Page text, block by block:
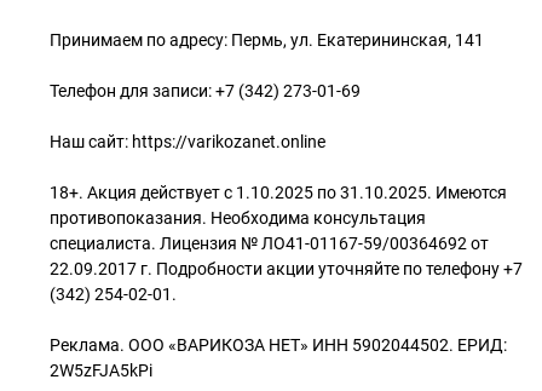
Принимаем по адресу: Пермь, ул. Екатерининская, 141
Телефон для записи: +7 (342) 273-01-69
Наш сайт: https://varikozanet.online
18+. Акция действует с 1.10.2025 по 31.10.2025. Имеются
противопоказания. Необходима консультация
специалиста. Лицензия № ЛО41-01167-59/00364692 от
22.09.2017 г. Подробности акции уточняйте по телефону +7
(342) 254-02-01.
Реклама. ООО «ВАРИКОЗА НЕТ» ИНН 5902044502. ЕРИД:
2W5zFJA5kPi